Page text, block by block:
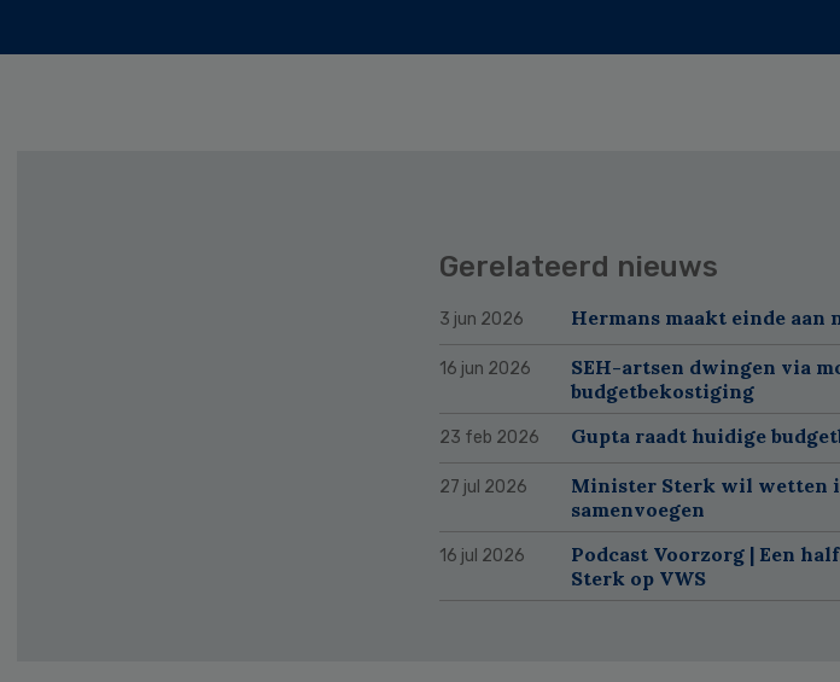
Gerelateerd nieuws
3 jun 2026 Hermans maakt einde
16 jun 2026
SEH-artsen dwingen via
budgetbekostiging
23 feb 2026 Gupta raadt huidige
27 jul 2026
Minister Sterk wil wetten
samenvoegen
16 jul 2026
Podcast Voorzorg | Een
Sterk op VWS